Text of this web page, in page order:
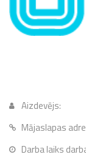
Aizdevējs:
Mājaslapas
Darba laiks